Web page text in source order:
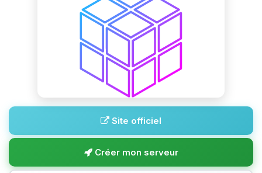
Site officiel
Créer mon serveur